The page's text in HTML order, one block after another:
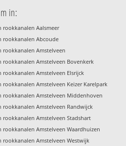
in:
rookkanalen Aalsmeer
rookkanalen Abcoude
rookkanalen Amstelveen
rookkanalen Amstelveen Bovenkerk
rookkanalen Amstelveen Elsrijck
rookkanalen Amstelveen Keizer Karelpark
rookkanalen Amstelveen Middenhoven
rookkanalen Amstelveen Randwijck
rookkanalen Amstelveen Stadshart
rookkanalen Amstelveen Waardhuizen
rookkanalen Amstelveen Westwijk